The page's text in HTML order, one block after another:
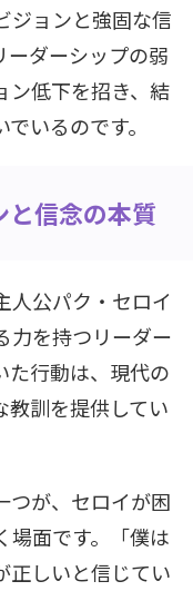
ジョンと強固な信
ーダーシップの弱
ン低下を招き、結
いるのです。
と信念の本質
人公パク・セロイ
力を持つリーダー
た行動は、現代の
教訓を提供してい
つが、セロイが困
場面です。「僕は
正しいと信じてい